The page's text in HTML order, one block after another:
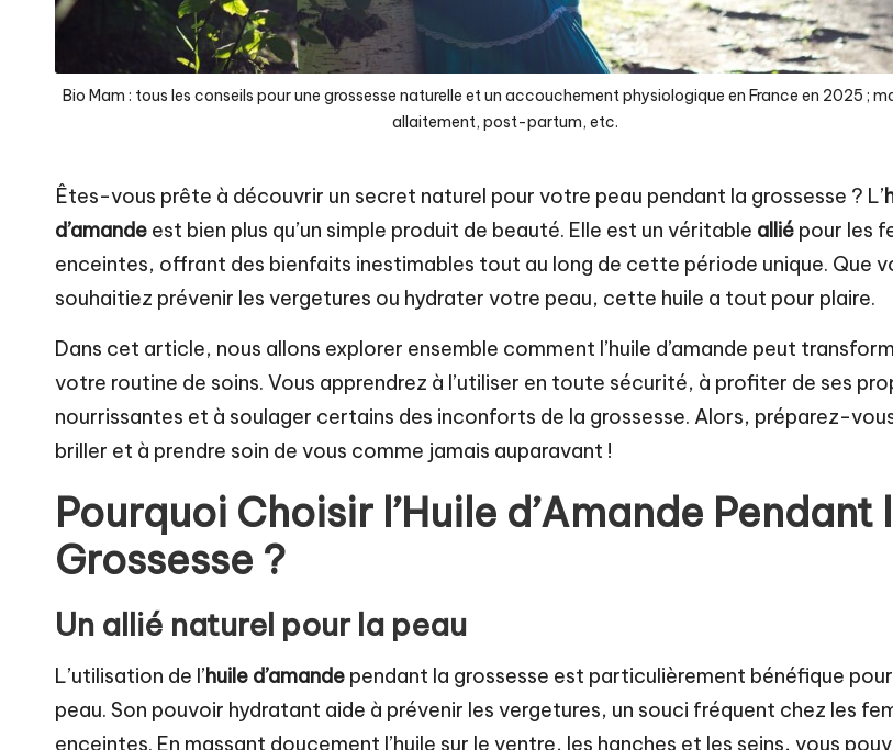
e
n
a
u
n
a
t
u
r
el
Bio Mam : tous les conseils pour une grossesse naturelle et un accouchement physiologique en France en 2025 ;
allaitement, post-partum, etc.
Êtes-vous prête à découvrir un secret naturel pour votre peau pendant la grossesse ? L’
d’amande est bien plus qu’un simple produit de beauté. Elle est un véritable allié pour les
enceintes, offrant des bienfaits inestimables tout au long de cette période unique. Que
souhaitiez prévenir les vergetures ou hydrater votre peau, cette huile a tout pour plaire.
Dans cet article, nous allons explorer ensemble comment l’huile d’amande peut
votre routine de soins. Vous apprendrez à l’utiliser en toute sécurité, à profiter de ses
nourrissantes et à soulager certains des inconforts de la grossesse. Alors, préparez-
briller et à prendre soin de vous comme jamais auparavant !
Pourquoi Choisir l’Huile d’Amande Pendant
Grossesse ?
Un allié naturel pour la peau
L’utilisation de l’huile d’amande pendant la grossesse est particulièrement bénéfique
peau. Son pouvoir hydratant aide à prévenir les vergetures, un souci fréquent chez les
enceintes. En massant doucement l’huile sur le ventre, les hanches et les seins, vous